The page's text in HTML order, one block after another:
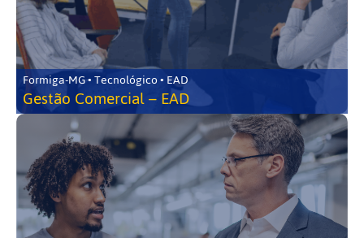
Formiga-MG • Tecnológico • EAD
Gestão Comercial – EAD